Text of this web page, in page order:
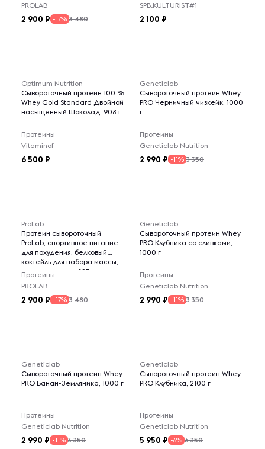
PROLAB
2 900 -17% 3 480
SPB.KULTURIST#1
2 100
Optimum Nutrition
Сывороточный протеин 100 %
Whey Gold Standard Двойной
насыщенный Шоколад, 908 г
Протеины
Vitaminof
6 500
Geneticlab
Сывороточный протеин Whey
PRO Черничный чизкейк, 1000
г
Протеины
Geneticlab Nutrition
2 990 -11% 3 350
ProLab
Протеин сывороточный
ProLab, спортивное питание
для похудения, белковый
коктейль для набора массы,
шоколад вишня, 825г
Протеины
PROLAB
2 900 -17% 3 480
Geneticlab
Сывороточный протеин Whey
PRO Клубника со сливками,
1000 г
Протеины
Geneticlab Nutrition
2 990 -11% 3 350
Geneticlab
Сывороточный протеин Whey
PRO Банан-Земляника, 1000 г
Протеины
Geneticlab Nutrition
2 990 -11% 3 350
Geneticlab
Сывороточный протеин Whey
PRO Клубника, 2100 г
Протеины
Geneticlab Nutrition
5 950 -6% 6 350